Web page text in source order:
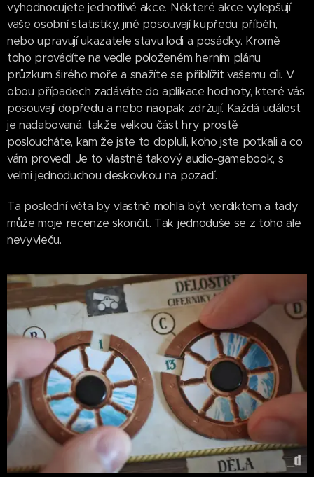
vyhodnocujete jednotlivé akce. Některé akce vylepšují
vaše osobní statistiky, jiné posouvají kupředu příběh,
nebo upravují ukazatele stavu lodi a posádky. Kromě
toho provádíte na vedle položeném herním plánu
průzkum širého moře a snažíte se přiblížit vašemu cíli. V
obou případech zadáváte do aplikace hodnoty, které vás
posouvají dopředu a nebo naopak zdržují. Každá událost
je nadabovaná, takže velkou část hry prostě
posloucháte, kam že jste to dopluli, koho jste potkali a co
vám provedl. Je to vlastně takový audio-gamebook, s
velmi jednoduchou deskovkou na pozadí.
Ta poslední věta by vlastně mohla být verdiktem a tady
může moje recenze skončit. Tak jednoduše se z toho ale
nevyvleču.